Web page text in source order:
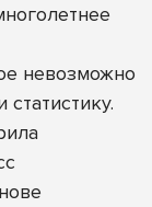
невозможно